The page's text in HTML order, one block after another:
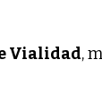
Vialidad,